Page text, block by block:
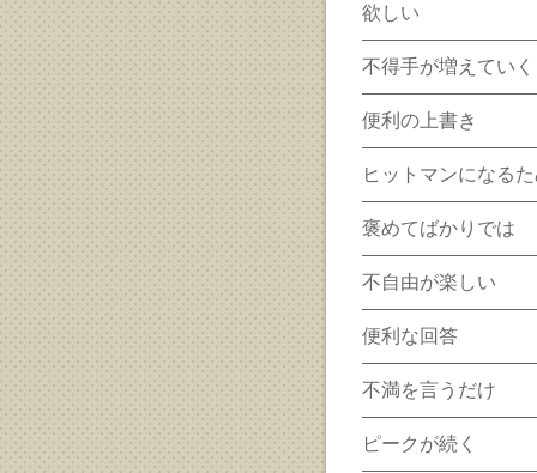
欲しい
不得手が増えていく
便利の上書き
ヒットマンになる
褒めてばかりでは
不自由が楽しい
便利な回答
不満を言うだけ
ピークが続く